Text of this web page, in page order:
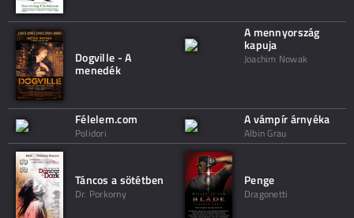
Dogville - A
menedék
A mennyország
kapuja
Joachim Nowak
Félelem.com
Polidori
A vámpír árnyéka
Albin Grau
Táncos a sötétben
Dr. Porkorny
Penge
Dragonetti